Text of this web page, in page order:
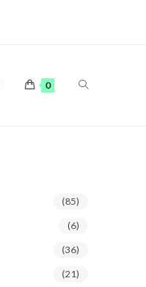
0 ALTERNAR
DE
(85)
(6)
(36)
(21)